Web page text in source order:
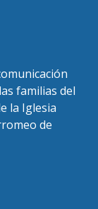
familias del
la Iglesia
de